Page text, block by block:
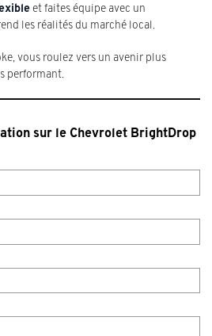
et faites équipe avec un
les réalités du marché local.
vous roulez vers un avenir plus
performant.
sur le Chevrolet BrightDrop